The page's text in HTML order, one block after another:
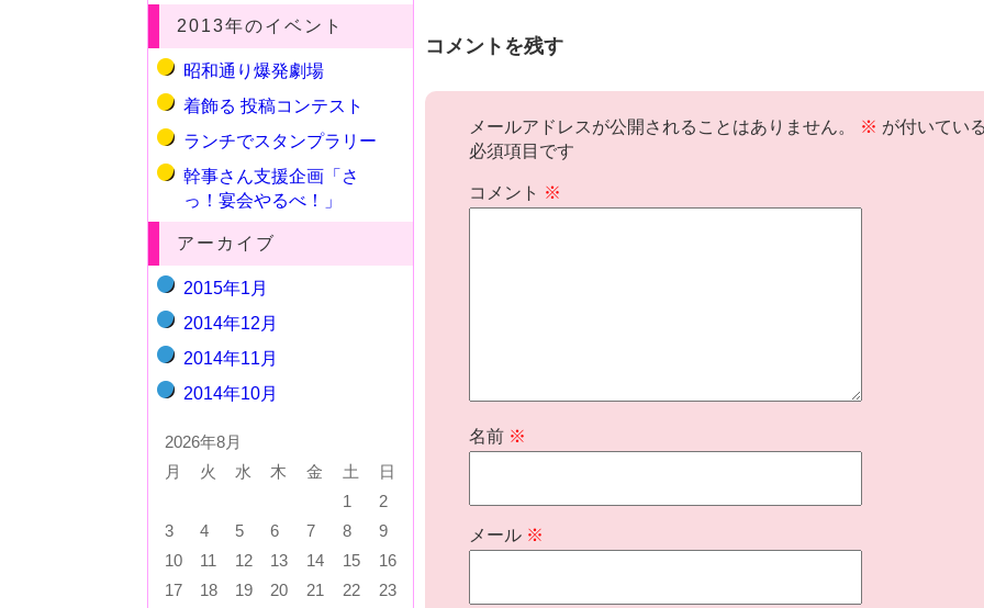
2013年のイベント
昭和通り爆発劇場
着飾る 投稿コンテスト
ランチでスタンプラリー
幹事さん支援企画「さ
っ！宴会やるべ！」
アーカイブ
2015年1月
2014年12月
2014年11月
2014年10月
2026年8月
月
火 水 木 金 土
日
1
2
3
4 5 6 7 8
9
10
11 12 13 14 15
16
17
18 19 20 21 22
23
コメントを残す
メールアドレスが公開されることはありません。 ※ が付いてい
必須項目です
コメント ※
名前 ※
メール ※